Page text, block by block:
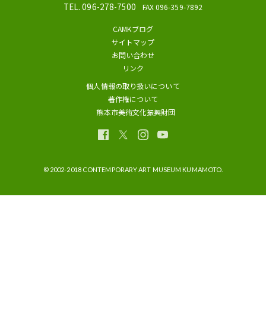
TEL. 096-278-7500 FAX 096-359-7892
CAMKブログ
サイトマップ
お問い合わせ
リンク
個人情報の取り扱いについて
著作権について
熊本市美術文化振興財団
© 2002-2018 CONTEMPORARY ART MUSEUM KUMAMOTO.